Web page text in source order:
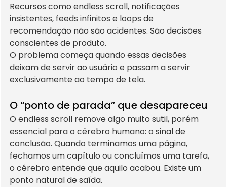
Recursos como endless scroll, notificações
insistentes, feeds infinitos e loops de
recomendação não são acidentes. São decisões
conscientes de produto.
O problema começa quando essas decisões
deixam de servir ao usuário e passam a servir
exclusivamente ao tempo de tela.
O “ponto de parada” que desapareceu
O endless scroll remove algo muito sutil, porém
essencial para o cérebro humano: o sinal de
conclusão. Quando terminamos uma página,
fechamos um capítulo ou concluímos uma tarefa,
o cérebro entende que aquilo acabou. Existe um
ponto natural de saída.